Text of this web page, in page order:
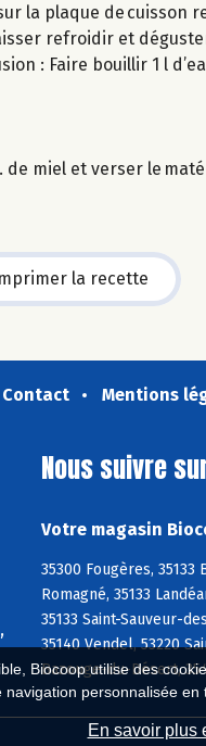
Biocoop utilise des
navigation personnalisée
En savoir plus
la plaque de cuisson
refroidir et
: Faire bouillir 1 l
de miel et verser le
la recette
Contact Mentions
Nous suivre
Votre magasin
35300 Fougères, 35133
Romagné, 35133
35133 Saint-Sauveur-
35140 Vendel, 53220
Bazouge-du-Désert,